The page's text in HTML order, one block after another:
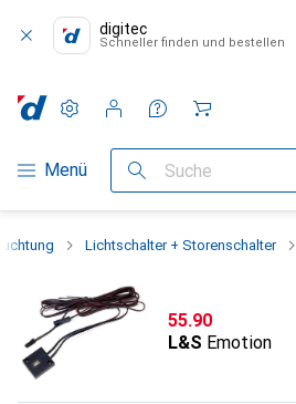
digitec
Schneller finden und bestellen
Navigation nach Kategorien
Menü Suche
Einstellungen
Kundenkonto
Vergleichslisten
Merklisten
Warenkorb
Lichtschalter + Storenschalter
CHF
55.90
L&S Emotion